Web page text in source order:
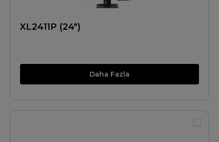
XL2411P (24")
Daha Fazla